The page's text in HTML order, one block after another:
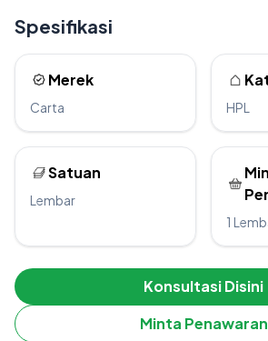
Spesifikasi
Merek
Carta HPL
Satuan
Lembar
1
Konsultasi Disini
Minta Penawaran